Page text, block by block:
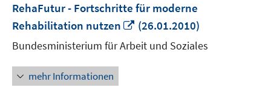
RehaFutur - Fortschritte für moderne
Rehabilitation nutzen
In
neuem
Fenster
(26.01.2010)
Bundesministerium für Arbeit und Soziales
mehr Informationen